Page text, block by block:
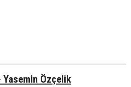
Yasemin Özçelik